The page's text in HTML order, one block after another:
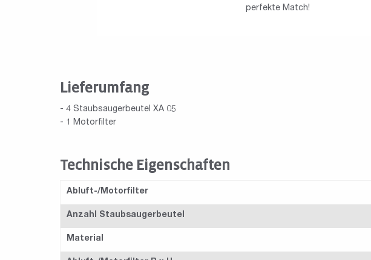
perfekte Match!
Lieferumfang
- 4 Staubsaugerbeutel XA 05
- 1 Motorfilter
Technische Eigenschaften
Abluft-/Motorfilter
Anzahl Staubsaugerbeutel
Material